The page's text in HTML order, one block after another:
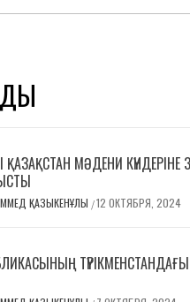
ҚАЗАҚСТАН МӘДЕНИ
ҚАЗЫКЕНҰЛЫ /12 ОКТЯБРЯ, 2024